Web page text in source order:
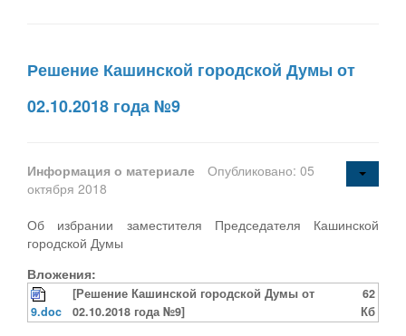
Решение Кашинской городской Думы от
02.10.2018 года №9
Информация о материале
Опубликовано: 05
октября 2018
Об избрании заместителя Председателя Кашинской
городской Думы
Вложения:
9.doc
[Решение Кашинской городской Думы от
02.10.2018 года №9]
62
Кб